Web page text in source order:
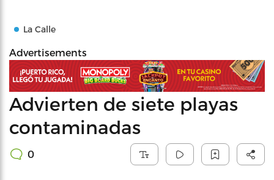
La Calle
Advertisements
Advierten de siete playas
contaminadas
0